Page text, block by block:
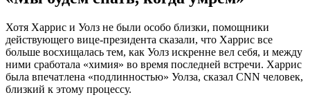
Хотя Харрис и Уолз не были особо близки, помощники
действующего вице-президента сказали, что Харрис все
больше восхищалась тем, как Уолз искренне вел себя, и между
ними сработала «химия» во время последней встречи. Харрис
была впечатлена «подлинностью» Уолза, сказал CNN человек,
близкий к этому процессу.